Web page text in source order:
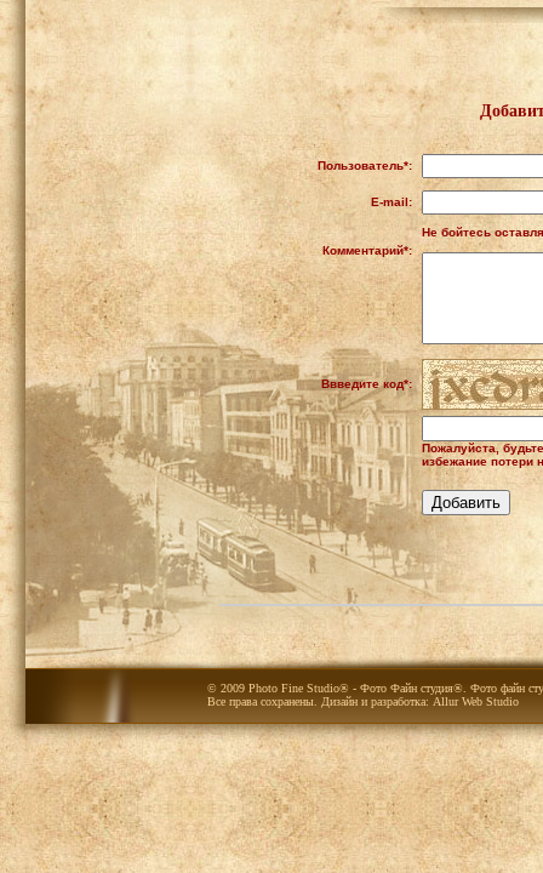
Пользователь*:
E-mail:
Не бойтесь
Комментарий*:
Ввведите код*:
Пожалуйста,
избежание потери
© 2009 Photo Fine Studio® - Фото Файн студия®. Фото файн
Все права сохранены. Дизайн и разработка: Allur Web Studio